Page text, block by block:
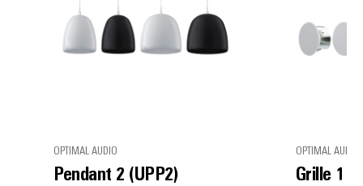
OPTIMAL AUDIO
Pendant 2 (UPP2)
OPTIMAL AUDIO
Grille 1